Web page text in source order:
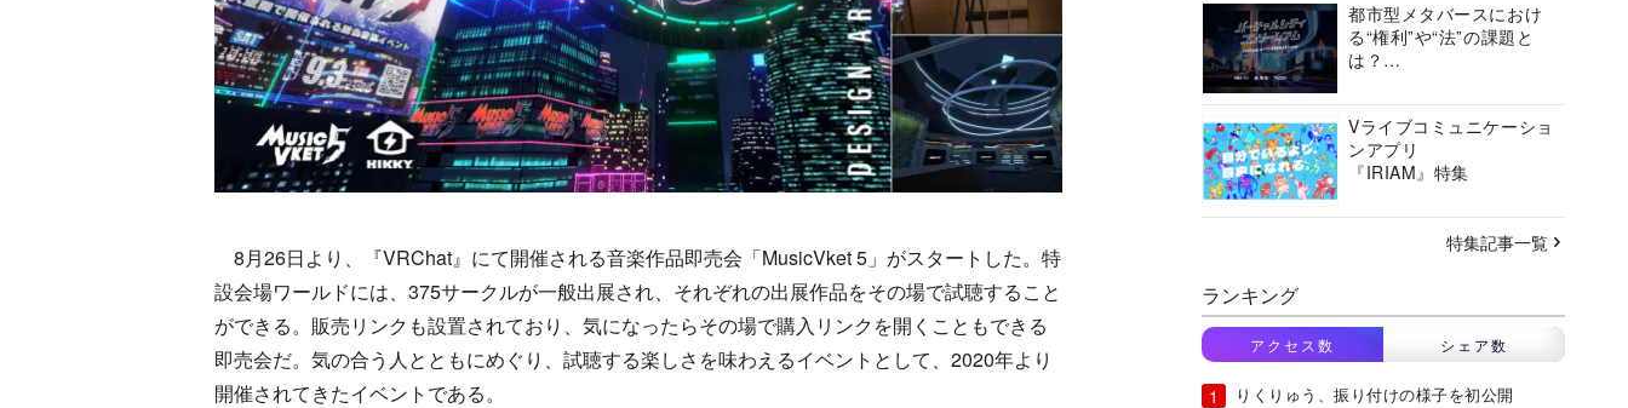
8月26日より、『VRChat』にて開催される音楽作品即売会「MusicVket 5」がスタートした。特
設会場ワールドには、375サークルが一般出展され、それぞれの出展作品をその場で試聴すること
ができる。販売リンクも設置されており、気になったらその場で購入リンクを開くこともできる
即売会だ。気の合う人とともにめぐり、試聴する楽しさを味わえるイベントとして、2020年より
開催されてきたイベントである。
都市型メタバースにおけ
る“権利”や“法”の課題と
は？
ーシアムの挑戦に迫る
Vライブコミュニケーショ
ンアプリ
『IRIAM』特集
特集記事一覧
ランキング
アクセス数 シェア数
りくりゅう、振り付けの様子を初公開